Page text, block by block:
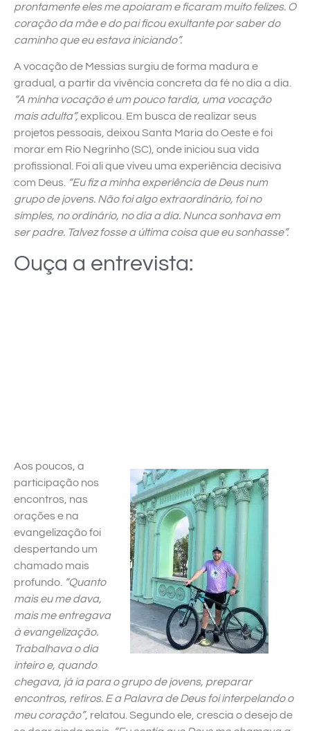
prontamente eles me apoiaram e ficaram muito felizes. O
coração da mãe e do pai ficou exultante por saber do
caminho que eu estava iniciando”.
A vocação de Messias surgiu de forma madura e
gradual, a partir da vivência concreta da fé no dia a dia.
“A minha vocação é um pouco tardia, uma vocação
mais adulta”,explicou. Em busca de realizar seus
projetos pessoais, deixou Santa Maria do Oeste e foi
morar em Rio Negrinho (SC), onde iniciou sua vida
profissional. Foi ali que viveu uma experiência decisiva
com Deus. “Eu fiz a minha experiência de Deus num
grupo de jovens. Não foi algo extraordinário, foi no
simples, no ordinário, no dia a dia. Nunca sonhava em
ser padre. Talvez fosse a última coisa que eu sonhasse”.
Ouça a entrevista:
Aos poucos, a
participação nos
encontros, nas
orações e na
evangelização foi
despertando um
chamado mais
profundo. “Quanto
mais eu me dava,
mais me entregava
à evangelização.
Trabalhava o dia
inteiro e, quando
chegava, já ia para o grupo de jovens, preparar
encontros, retiros. E a Palavra de Deus foi interpelando o
meu coração”, relatou. Segundo ele, crescia o desejo de